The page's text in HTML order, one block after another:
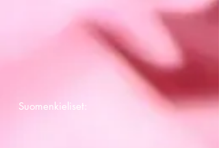
Suomenkieliset: